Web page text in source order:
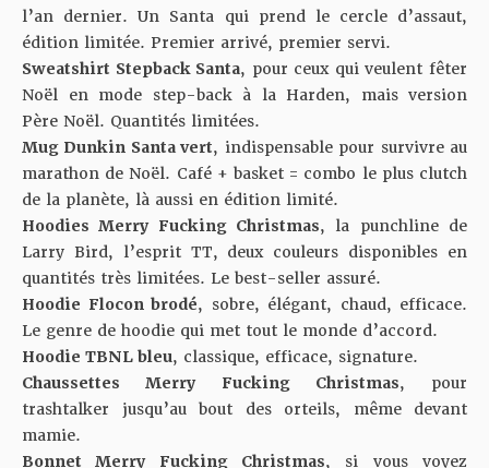
l’an dernier. Un Santa qui prend le cercle d’assaut,
édition limitée. Premier arrivé, premier servi.
Sweatshirt Stepback Santa, pour ceux qui veulent fêter
Noël en mode step-back à la Harden, mais version
Père Noël. Quantités limitées.
Mug Dunkin Santa vert, indispensable pour survivre au
marathon de Noël. Café + basket = combo le plus clutch
de la planète, là aussi en édition limité.
Hoodies Merry Fucking Christmas, la punchline de
Larry Bird, l’esprit TT, deux couleurs disponibles en
quantités très limitées. Le best-seller assuré.
Hoodie Flocon brodé, sobre, élégant, chaud, efficace.
Le genre de hoodie qui met tout le monde d’accord.
Hoodie TBNL bleu, classique, efficace, signature.
Chaussettes Merry Fucking Christmas, pour
trashtalker jusqu’au bout des orteils, même devant
mamie.
Bonnet Merry Fucking Christmas, si vous voyez